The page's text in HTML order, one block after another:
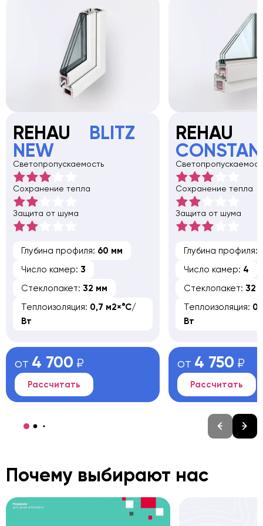
REHAU BLITZ
NEW
Светопропускаемость
Сохранение тепла
Защита от шума
Глубина профиля: 60 мм
Число камер: 3
Стеклопакет: 32 мм
Теплоизоляция: 0,7 м2×°С/
Вт
от 4 700 ₽
Рассчитать
REHAU
Сохранение тепла
Защита от шума
Глубина профиля:
Число камер: 4
Стеклопакет: 32
Теплоизоляция:
Вт
от 4 750 ₽
Рассчитать
Почему выбирают нас